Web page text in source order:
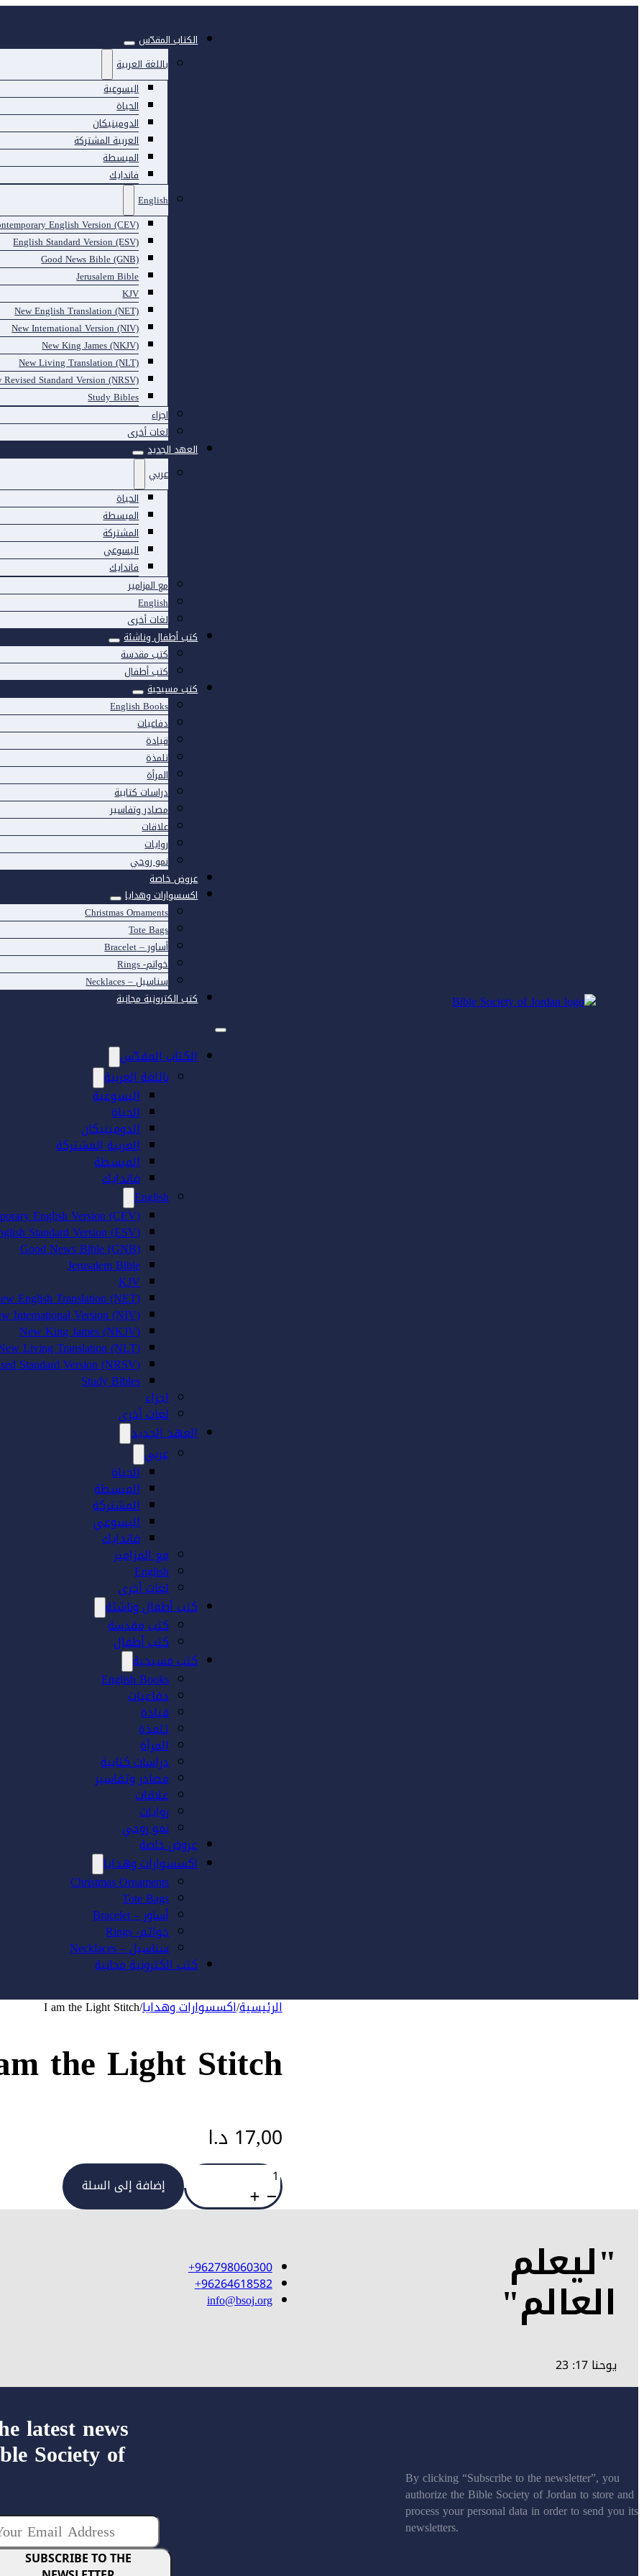
الكتاب المقدّس
باللغة العربية
اليسوعية
الحياة
الدومينيكان
العربية المشتركة
المبسطة
فاندايك
English
English Version (CEV)
English Standard Version (ESV)
Good News Bible (GNB)
Jerusalem Bible
KJV
New English Translation (NET)
New International Version (NIV)
New King James (NKJV)
New Living Translation (NLT)
Revised Standard Version (NRSV)
Study Bibles
اجزاء
لغات أخرى
العهد الجديد
عربي
الحياة
المبسطة
المشتركة
اليسوعي
فاندايك
مع المزامير
English
لغات أخرى
كتب أطفال وناشئة
كتب مقدسة
كتب أطفال
كتب مسيحية
English Books
دفاعيات
قيادة
تلمذة
المرأة
دراسات كتابية
مصادر وتفاسير
علاقات
روايات
نمو روحي
عروض خاصة
اكسسوارات وهدايا
Christmas Ornaments
Tote Bags
أساور – Bracelet
خواتم- Rings
سناسيل – Necklaces
كتب الكترونية مجانية
الكتاب المقدّس
باللغة العربية
اليسوعية
الحياة
الدومينيكان
العربية المشتركة
المبسطة
فاندايك
English
English Version (CEV)
Standard Version (ESV)
Good News Bible (GNB)
Jerusalem Bible
KJV
English Translation (NET)
International Version (NIV)
New King James (NKJV)
Living Translation (NLT)
Standard Version (NRSV)
Study Bibles
اجزاء
لغات أخرى
العهد الجديد
عربي
الحياة
المبسطة
المشتركة
اليسوعي
فاندايك
مع المزامير
English
لغات أخرى
كتب أطفال وناشئة
كتب مقدسة
كتب أطفال
كتب مسيحية
English Books
دفاعيات
قيادة
تلمذة
المرأة
دراسات كتابية
مصادر وتفاسير
علاقات
روايات
نمو روحي
عروض خاصة
اكسسوارات وهدايا
Christmas Ornaments
Tote Bags
أساور – Bracelet
خواتم- Rings
سناسيل – Necklaces
كتب الكترونية مجانية
الرئيسية/اكسسوارات وهدايا/
I am the Light Stitch
the Light Stitch
17,00 د.ا
كميةI
am
the
Light
إضافة إلى السلة
"ليعلم
العالم"
يوحنا 17: 23
962798060300+
96264618582+
info@bsoj.org
By clicking “Subscribe to the newsletter”, you
authorize the Bible Society of Jordan to store and
process your personal data in order to send you its
newsletters.
latest news
Society of
SUBSCRIBE TO THE